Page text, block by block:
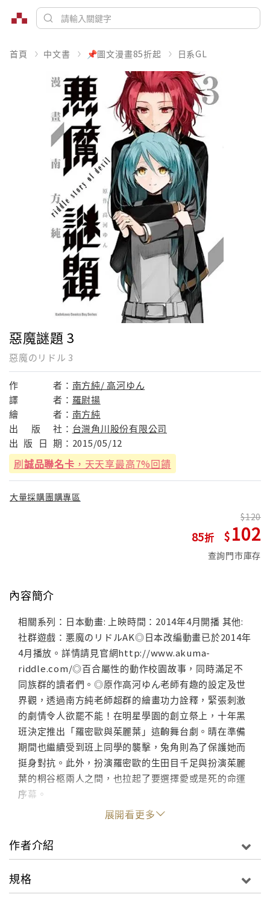
首頁 中文書 📌圖文漫畫85折起 日系GL
惡魔謎題 3
惡魔のリドル 3
作 者： 南方純/ 高河ゆん
譯
者： 羅尉揚
繪
者： 南方純
出
版 社： 台灣角川股份有限公司
出 版 日 期： 2015/05/12
刷誠品聯名卡 ，天天享最高7%回饋
大量採購團購專區
85
120
102
查詢門市庫存
內容簡介
相關系列：日本動畫: 上映時間：2014年4月開播 其他:
社群遊戲：悪魔のリドルAK◎日本改編動畫已於2014年
4月播放。詳情請見官網http://www.akuma-
riddle.com/◎百合屬性的動作校園故事，同時滿足不
同族群的讀者們。◎原作高河ゆん老師有趣的設定及世
界觀，透過南方純老師超群的繪畫功力詮釋，緊張刺激
的劇情令人欲罷不能！在明星學園的創立祭上，十年黑
班決定推出「羅密歐與茱麗葉」這齣舞台劇。晴在準備
期間也繼續受到班上同學的襲擊，兔角則為了保護她而
挺身對抗。此外，扮演羅密歐的生田目千足與扮演茱麗
葉的桐谷柩兩人之間，也拉起了要選擇愛或是死的命運
序幕。
展開看更多
作者介紹
規格